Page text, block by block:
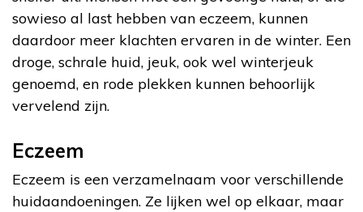
sowieso al last hebben van eczeem, kunnen
daardoor meer klachten ervaren in de winter. Een
droge, schrale huid, jeuk, ook wel winterjeuk
genoemd, en rode plekken kunnen behoorlijk
vervelend zijn.
Eczeem
Eczeem is een verzamelnaam voor verschillende
huidaandoeningen. Ze lijken wel op elkaar, maar